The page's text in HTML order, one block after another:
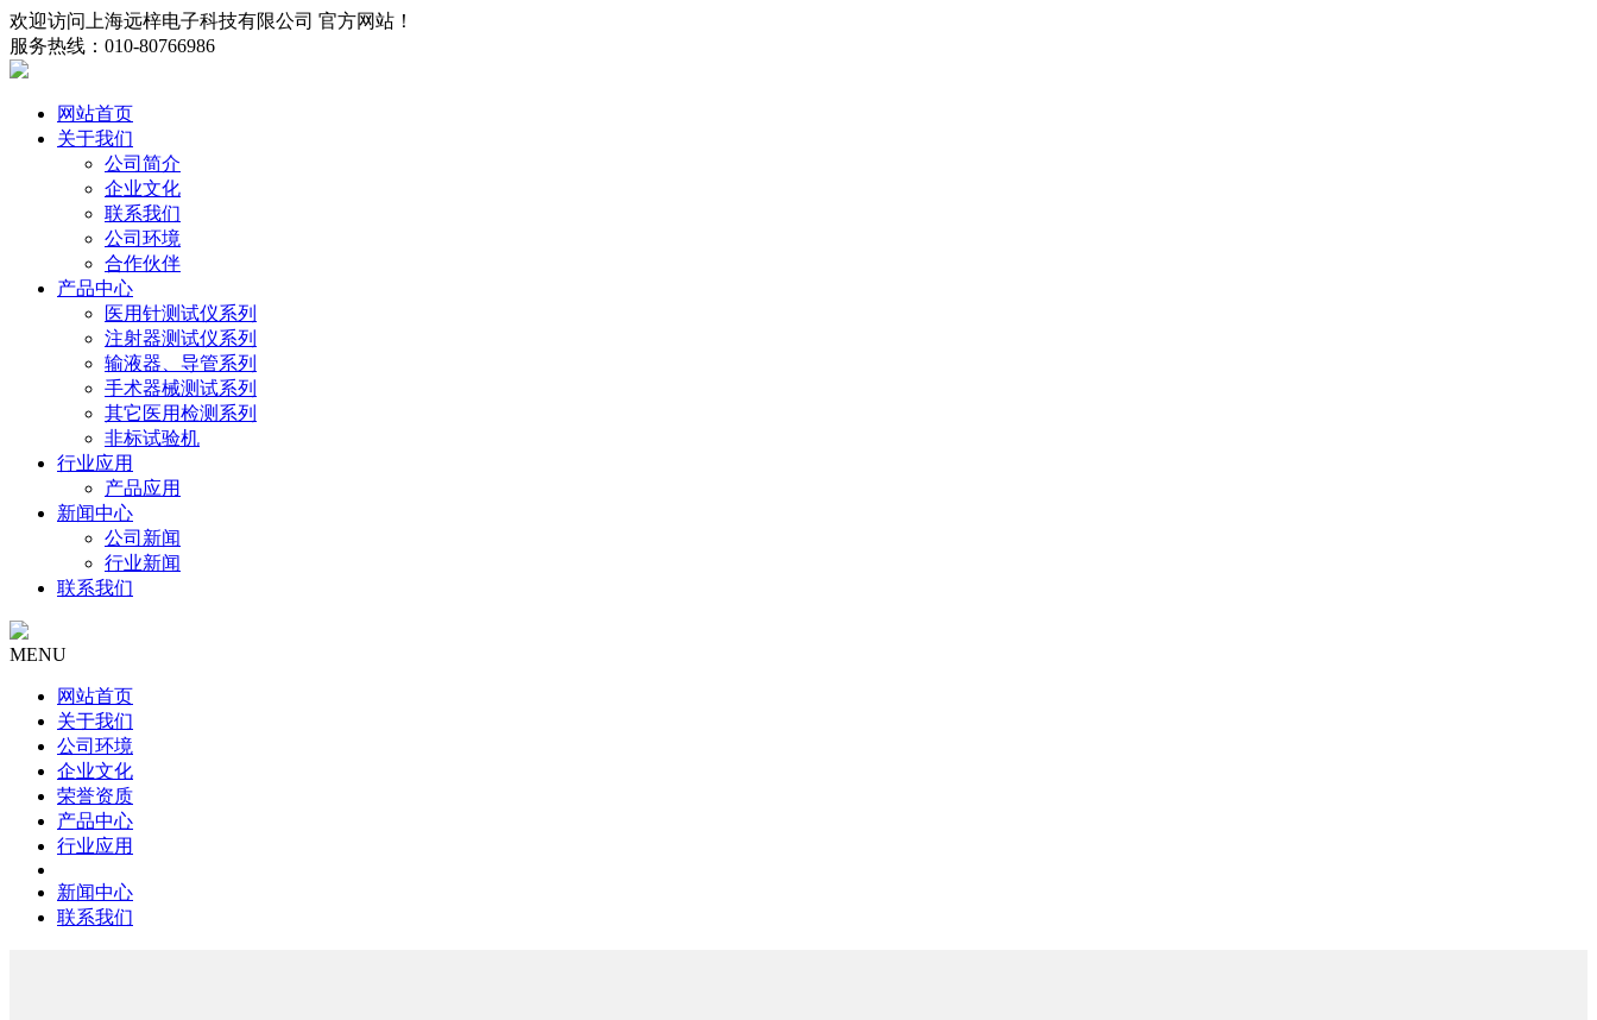
欢迎访问上海远梓电子科技有限公司 官方网站！
服务热线：010-80766986
网站首页
关于我们
公司简介
企业文化
联系我们
公司环境
合作伙伴
产品中心
医用针测试仪系列
注射器测试仪系列
输液器、导管系列
手术器械测试系列
其它医用检测系列
非标试验机
行业应用
产品应用
新闻中心
公司新闻
行业新闻
联系我们
MENU
网站首页
关于我们
公司环境
企业文化
荣誉资质
产品中心
行业应用
新闻中心
联系我们